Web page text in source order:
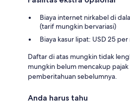
Biaya internet nirkabel di
(tarif mungkin bervariasi)
Biaya kasur lipat: USD 25 per
Daftar di atas mungkin tidak
mungkin belum mencakup
pemberitahuan sebelumnya.
Anda harus tahu